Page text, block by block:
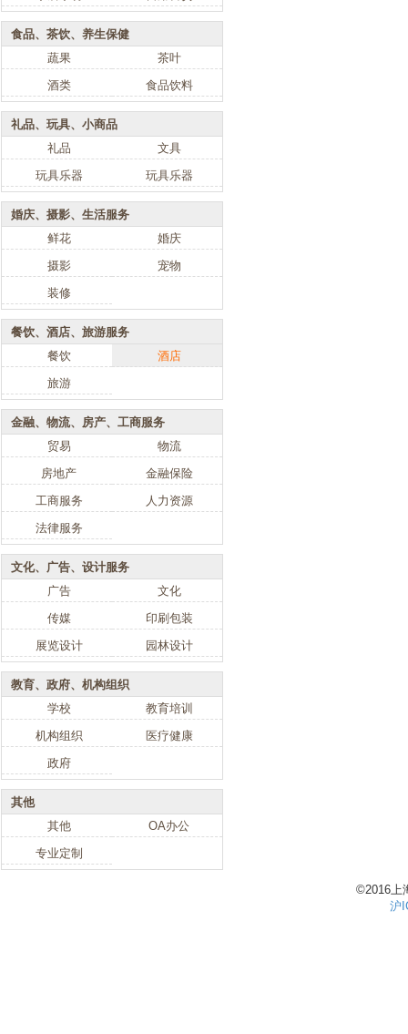
食品、茶饮、养生保健
蔬果
茶叶
酒类
食品饮料
礼品、玩具、小商品
礼品
文具
玩具乐器
玩具乐器
婚庆、摄影、生活服务
鲜花
婚庆
摄影
宠物
装修
餐饮、酒店、旅游服务
餐饮
酒店
旅游
金融、物流、房产、工商服务
贸易
物流
房地产
金融保险
工商服务
人力资源
法律服务
文化、广告、设计服务
广告
文化
传媒
印刷包装
展览设计
园林设计
教育、政府、机构组织
学校
教育培训
机构组织
医疗健康
政府
其他
其他
OA办公
专业定制
©2016上
沪